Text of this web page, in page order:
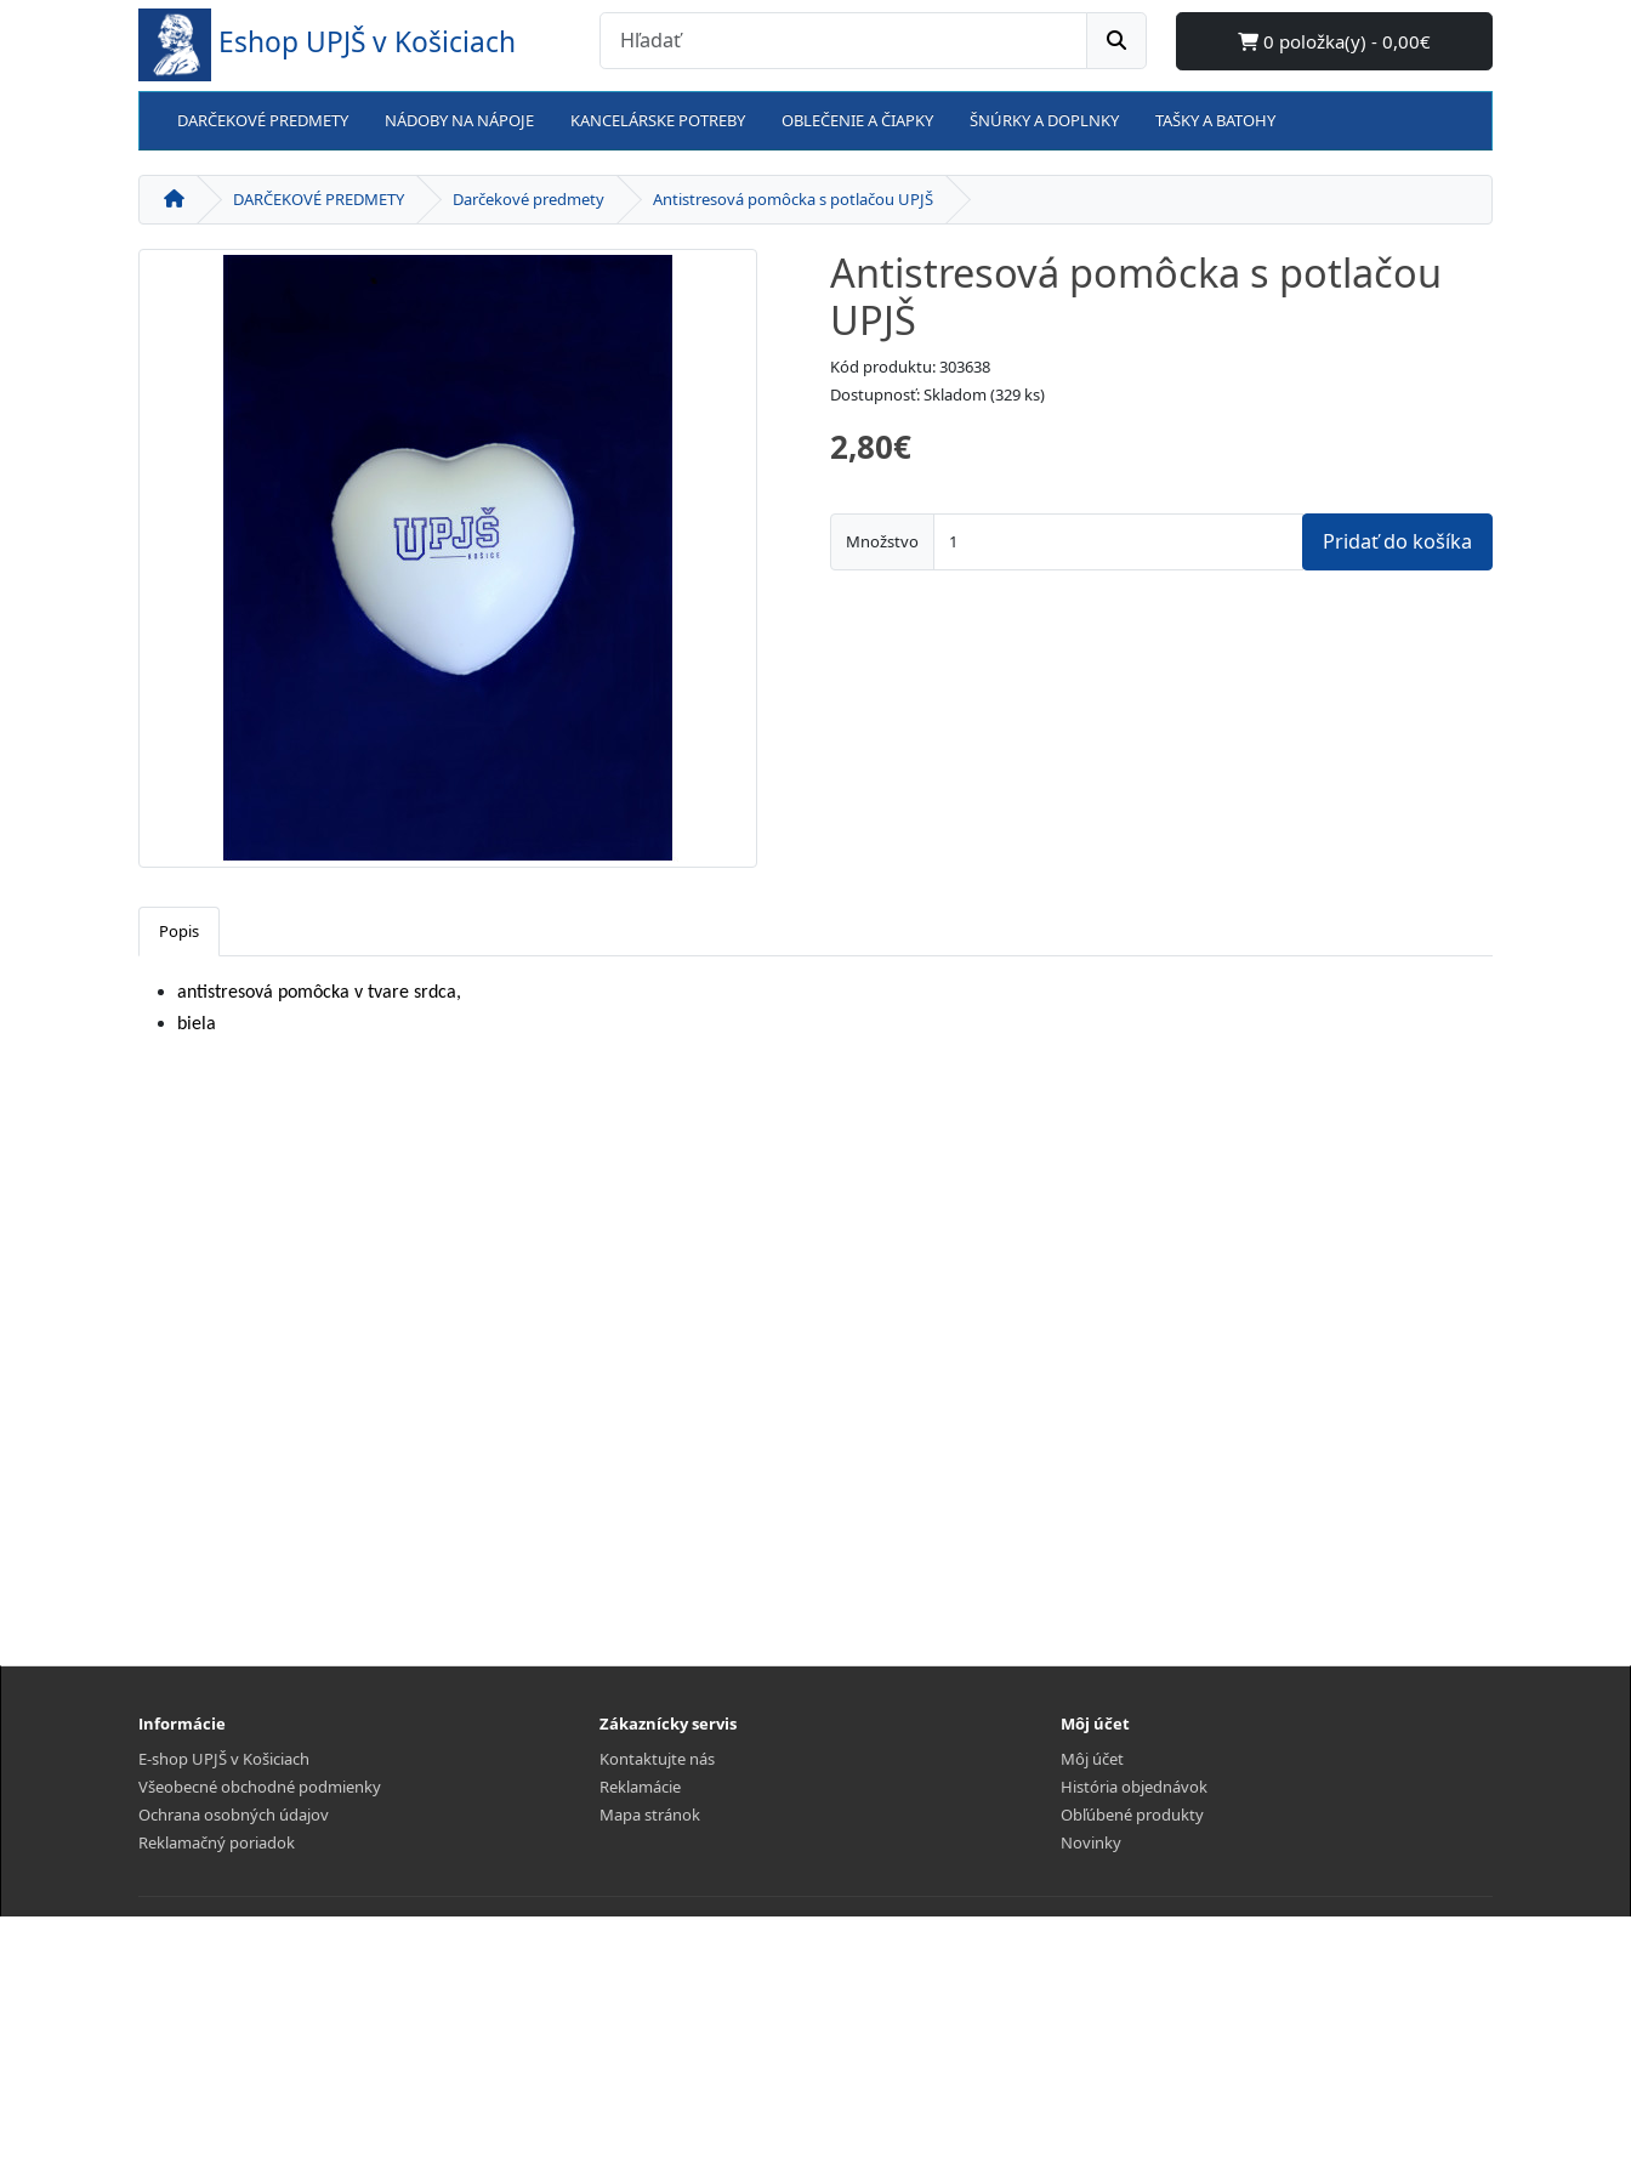
Eshop UPJŠ v Košiciach 0 položka(y) - 0,00€
DARČEKOVÉ PREDMETY NÁDOBY NA NÁPOJE KANCELÁRSKE POTREBY OBLEČENIE A ČIAPKY ŠNÚRKY A DOPLNKY TAŠKY A BATOHY
DARČEKOVÉ PREDMETY Darčekové predmety Antistresová pomôcka s potlačou UPJŠ
Antistresová pomôcka s potlačou
UPJŠ
Kód produktu: 303638
Dostupnosť: Skladom (329 ks)
2,80€
Množstvo Pridať do košíka
Popis
antistresová pomôcka v tvare srdca,
biela
Informácie
E-shop UPJŠ v Košiciach
Všeobecné obchodné podmienky
Ochrana osobných údajov
Reklamačný poriadok
Zákaznícky servis
Kontaktujte nás
Reklamácie
Mapa stránok
Môj účet
Môj účet
História objednávok
Obľúbené produkty
Novinky